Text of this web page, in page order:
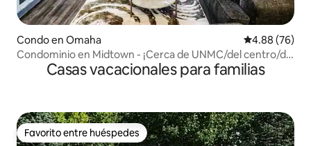
Condo en Omaha Calificación
4.88 (76)
Condominio en Midtown - ¡Cerca de UNMC/del centro/de
Casas vacacionales para familias
Favorito entre huéspedes
Favorito entre huéspedes